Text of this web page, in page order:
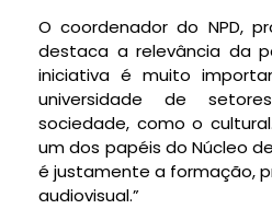
O coordenador do NPD,
destaca a relevância da
iniciativa é muito
universidade de
sociedade, como o
um dos papéis do Núcleo
é justamente a formação,
audiovisual.”